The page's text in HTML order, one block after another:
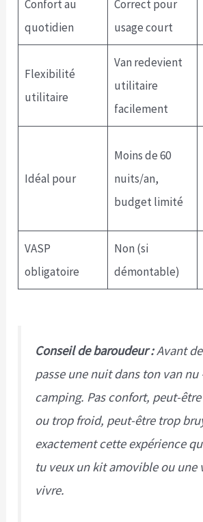
Confort au
quotidien
Correct pour
usage court
Flexibilité
utilitaire
Van redevient
utilitaire
facilement
Idéal pour
Moins de 60
nuits/an,
budget limité
VASP
obligatoire
Non (si
démontable)
Conseil de baroudeur :Avant
passe une nuit dans ton van
camping. Pas confort, peut-
ou trop froid, peut-être trop
exactement cette expérience
tu veux un kit amovible ou une
vivre.